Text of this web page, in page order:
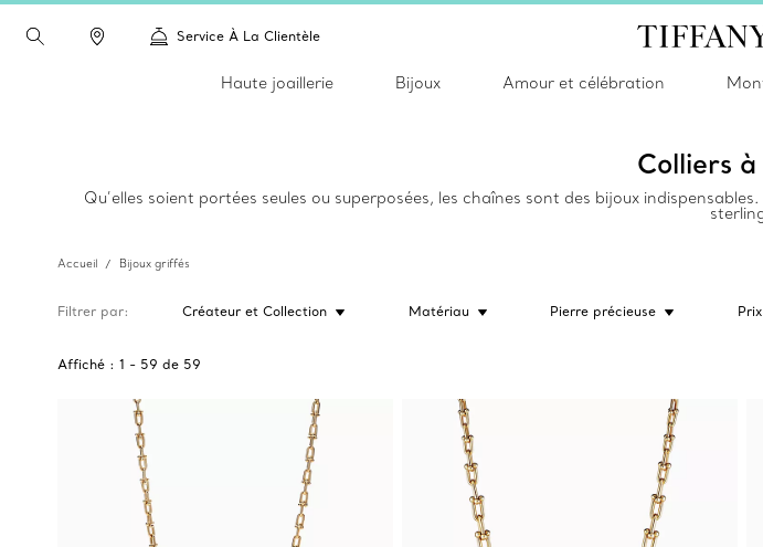
Service À La Clientèle
Haute joaillerie Bijoux Amour et célébration
Colliers
Qu’elles soient portées seules ou superposées, les chaînes sont des bijoux
Accueil Bijoux griffés
Filtrer par Créateur et Collection Matériau Pierre précieuse Prix
Affiché : 1 - 59 de 59